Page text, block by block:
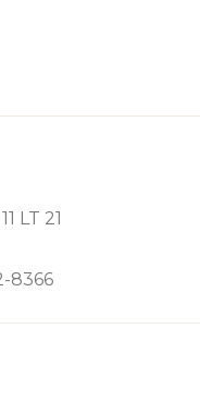
LT 21
8366